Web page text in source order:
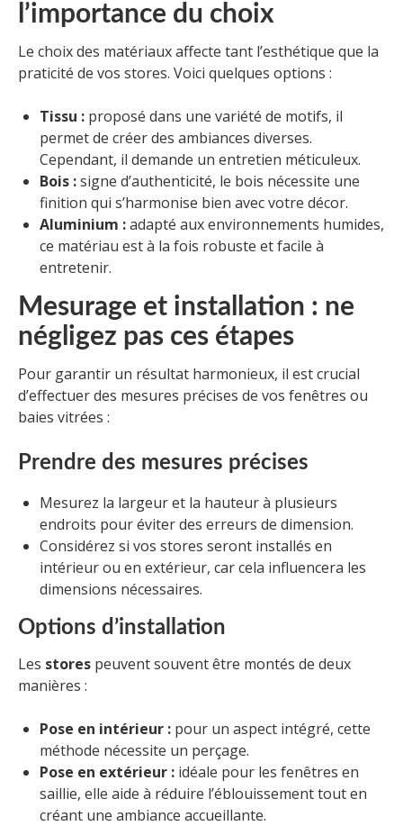
l’importance du choix
Le choix des matériaux affecte tant l’esthétique que la
praticité de vos stores. Voici quelques options :
Tissu : proposé dans une variété de motifs, il
permet de créer des ambiances diverses.
Cependant, il demande un entretien méticuleux.
Bois :signe d’authenticité, le bois nécessite une
finition qui s’harmonise bien avec votre décor.
Aluminium :adapté aux environnements humides,
ce matériau est à la fois robuste et facile à
entretenir.
Mesurage et installation : ne
négligez pas ces étapes
Pour garantir un résultat harmonieux, il est crucial
d’effectuer des mesures précises de vos fenêtres ou
baies vitrées :
Prendre des mesures précises
Mesurez la largeur et la hauteur à plusieurs
endroits pour éviter des erreurs de dimension.
Considérez si vos stores seront installés en
intérieur ou en extérieur, car cela influencera les
dimensions nécessaires.
Options d’installation
Les stores peuvent souvent être montés de deux
manières :
Pose en intérieur : pour un aspect intégré, cette
méthode nécessite un perçage.
Pose en extérieur : idéale pour les fenêtres en
saillie, elle aide à réduire l’éblouissement tout en
créant une ambiance accueillante.